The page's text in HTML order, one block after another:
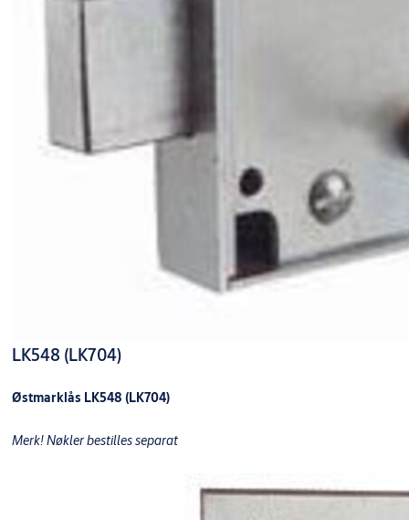
LK548 (LK704)
Østmarklås LK548 (LK704)
​Merk! Nøkler bestilles separat